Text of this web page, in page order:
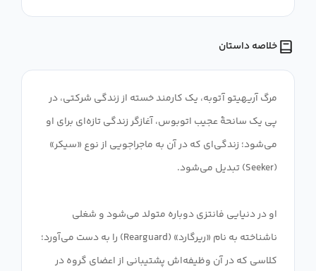
خلاصه داستان
مرگ آریهیتو آتوبه، یک کارمند خسته از زندگی شرکتی، در
پی یک سانحهٔ عجیب اتوبوس، آغازگر زندگی تازه‌ای برای او
می‌شود؛ زندگی‌ای که در آن به ماجراجویی از نوع «سیکر»
او در دنیایی فانتزی دوباره متولد می‌شود و شغلی
ناشناخته به نام «ریرگارد» (Rearguard) را به دست می‌آورد؛
کلاسی که در آن وظیفه‌اش پشتیبانی از اعضای گروه در